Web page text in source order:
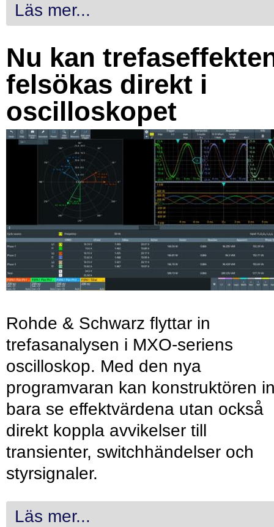
Läs mer...
Nu kan
felsökas direkt i
oscilloskopet
Rohde & Schwarz flyttar in
trefasanalysen i MXO-seriens
oscilloskop. Med den nya
programvaran kan konstruktören
bara se effektvärdena utan också
direkt koppla avvikelser till
transienter, switchhändelser och
styrsignaler.
Läs mer...